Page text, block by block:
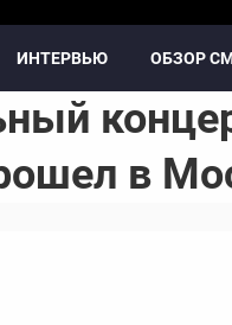
ИНТЕРВЬЮ ОБЗОР
в